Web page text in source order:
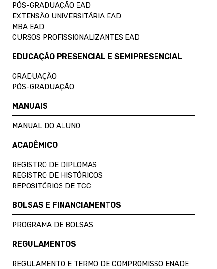
PÓS-GRADUAÇÃO EAD
EXTENSÃO UNIVERSITÁRIA EAD
MBA EAD
CURSOS PROFISSIONALIZANTES EAD
EDUCAÇÃO PRESENCIAL E SEMIPRESENCIAL
GRADUAÇÃO
PÓS-GRADUAÇÃO
MANUAIS
MANUAL DO ALUNO
ACADÊMICO
REGISTRO DE DIPLOMAS
REGISTRO DE HISTÓRICOS
REPOSITÓRIOS DE TCC
BOLSAS E FINANCIAMENTOS
PROGRAMA DE BOLSAS
REGULAMENTOS
REGULAMENTO E TERMO DE COMPROMISSO ENADE